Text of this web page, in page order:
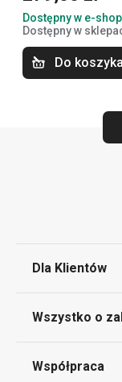
profesjonalny
przystępnej cenie.
Dostępny w e-
Dostępny w
Do koszyka
Dla Klientów
Bony
Wszystko o
Współpraca